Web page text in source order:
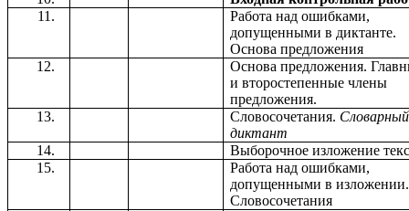
Работа над ошибками,
допущенными в диктанте.
Основа предложения
Основа предложения.
и второстепенные члены
предложения.
Словосочетания. Словарный
диктант
Выборочное изложение
Работа над ошибками,
допущенными в изложении.
Словосочетания